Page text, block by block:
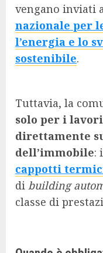
vengano inviati
nazionale per
l’energia e lo
sostenibile.
Tuttavia, la
solo per i
direttamente
dell’immobile:
cappotti
di building
classe di